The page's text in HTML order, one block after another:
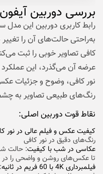
بررسی دوربین آیفون ۱۲
رابط کاربری دوربین این
کافی تصاویر خوبی را ثبت
عرضه آن می‌گذرد، این
نور کافی، وضوح و جزئیات
رنگ‌های طبیعی تصاویر به
نقاط قوت دوربین اصلی:
کیفیت عکس و فیلم عالی در نور
رنگ‌های دقیق در نور کافی
عکاسی در شب با کیفیت
تا عکس‌های روشن و واضحی را در
فیلمبرداری 4K با 60 فریم در ثانیه